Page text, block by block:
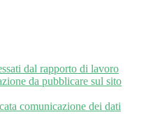
dal rapporto di lavoro
da pubblicare sul sito
comunicazione dei dati